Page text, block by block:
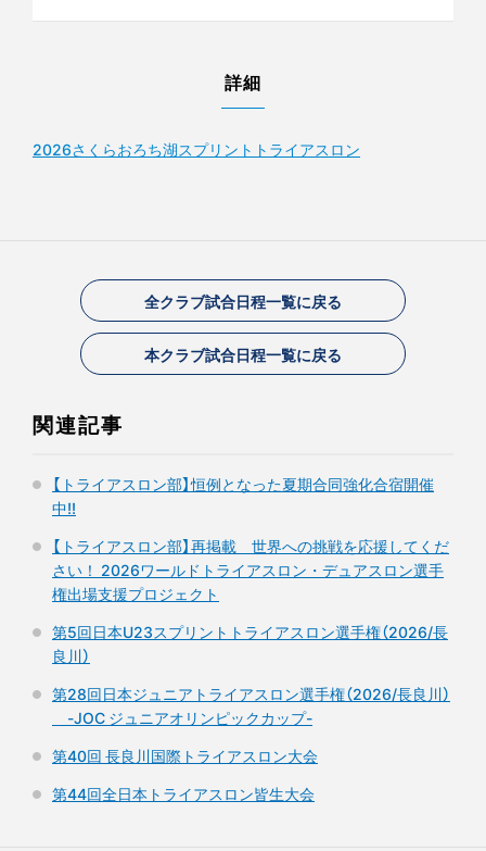
詳細
2026さくらおろち湖スプリントトライアスロン
全クラブ試合日程一覧に戻る
本クラブ試合日程一覧に戻る
関連記事
【トライアスロン部】恒例となった夏期合同強化合宿開催
中!!
【トライアスロン部】再掲載＿世界への挑戦を応援してくだ
さい！ 2026ワールドトライアスロン・デュアスロン選手
権出場支援プロジェクト
第5回日本U23スプリントトライアスロン選手権（2026/長
良川）
第28回日本ジュニアトライアスロン選手権（2026/長良川）
-JOC ジュニアオリンピックカップ-
第40回 長良川国際トライアスロン大会
第44回全日本トライアスロン皆生大会